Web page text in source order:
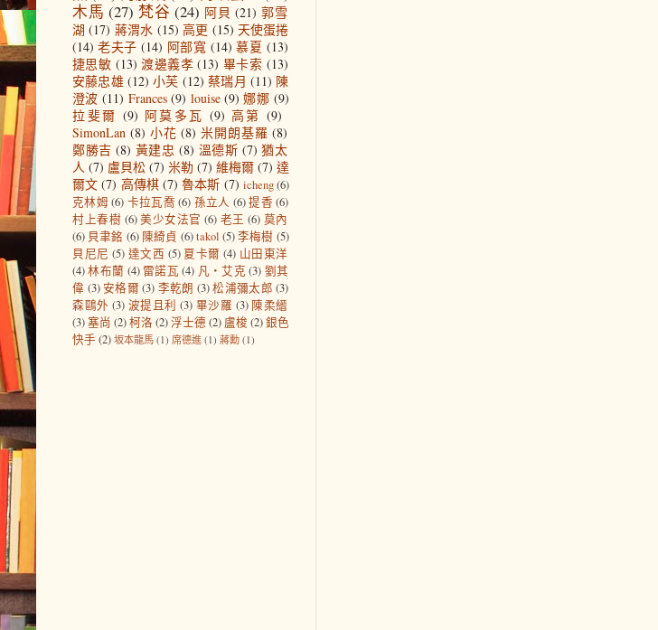
木馬 (27) 梵谷 (24) 阿貝 (21) 郭雪
湖 (17) 蔣渭水 (15) 高更 (15) 天使蛋捲
(14) 老夫子 (14) 阿部寬 (14) 慕夏 (13)
捷思敏 (13) 渡邊義孝 (13) 畢卡索 (13)
安藤忠雄 (12) 小芙 (12) 蔡瑞月 (11) 陳
澄波 (11) Frances (9) louise (9) 娜娜 (9)
拉斐爾 (9) 阿莫多瓦 (9) 高第 (9)
SimonLan (8) 小花 (8) 米開朗基羅 (8)
鄭勝吉 (8) 黃建忠 (8) 溫德斯 (7) 猶太
人 (7) 盧貝松 (7) 米勒 (7) 維梅爾 (7) 達
爾文 (7) 高傳棋 (7) 魯本斯 (7) icheng(6)
克林姆 (6) 卡拉瓦喬 (6) 孫立人 (6)提香 (6)
村上春樹 (6) 美少女法官 (6) 老王 (6) 莫內
(6) 貝聿銘 (6) 陳綺貞 (6) takol (5)李梅樹 (5)
貝尼尼 (5) 達文西 (5) 夏卡爾 (4) 山田東洋
(4)林布蘭 (4) 雷諾瓦 (4) 凡‧艾克 (3) 劉其
偉 (3)安格爾 (3) 李乾朗 (3)松浦彌太郎 (3)
森鷗外 (3) 波提且利 (3) 畢沙羅 (3) 陳柔縉
(3)塞尚 (2)柯洛 (2)浮士德 (2) 盧梭 (2)銀色
快手 (2) 坂本龍馬 (1) 席德進 (1) 蔣勳 (1)